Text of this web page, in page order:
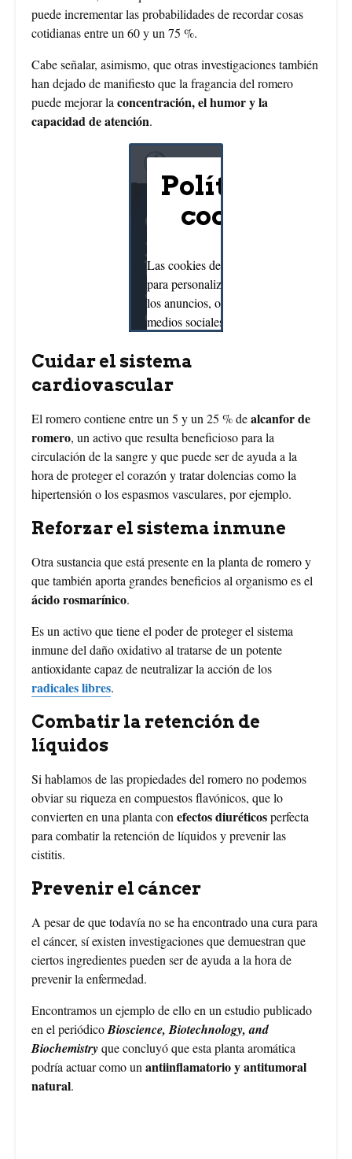
puede incrementar las probabilidades de recordar cosas
cotidianas entre un 60 y un 75 %.
Cabe señalar, asimismo, que otras investigaciones también
han dejado de manifiesto que la fragancia del romero
puede mejorar la concentración, el humor y la
capacidad de atención.
Cuidar el sistema
cardiovascular
El romero contiene entre un 5 y un 25 % dealcanfor de
romero, un activo que resulta beneficioso para la
circulación de la sangre y que puede ser de ayuda a la
hora de proteger el corazón y tratar dolencias como la
hipertensión o los espasmos vasculares, por ejemplo.
Reforzar el sistema inmune
Otra sustancia que está presente en la planta de romero y
que también aporta grandes beneficios al organismo es el
ácido rosmarínico.
Es un activo que tiene el poder de proteger el sistema
inmune del daño oxidativo al tratarse de un potente
antioxidante capaz de neutralizar la acción de los
radicales libres.
Combatir la retención de
líquidos
Si hablamos de las propiedades del romero no podemos
obviar su riqueza en compuestos flavónicos, que lo
convierten en una planta con efectos diuréticosperfecta
para combatir la retención de líquidos y prevenir las
cistitis.
Prevenir el cáncer
A pesar de que todavía no se ha encontrado una cura para
el cáncer, sí existen investigaciones que demuestran que
ciertos ingredientes pueden ser de ayuda a la hora de
prevenir la enfermedad.
Encontramos un ejemplo de ello en un estudio publicado
en el periódicoBioscience, Biotechnology, and
Biochemistryque concluyó que esta planta aromática
podría actuar como un antiinflamatorio y antitumoral
natural.